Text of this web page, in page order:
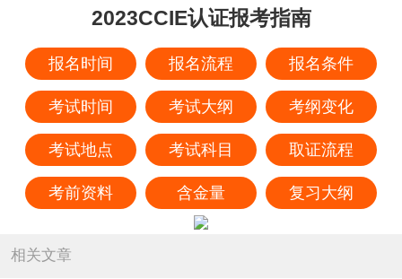
2023CCIE认证报考指南
报名时间 报名流程 报名条件
考试时间 考试大纲 考纲变化
考试地点 考试科目 取证流程
考前资料 含金量 复习大纲
相关文章